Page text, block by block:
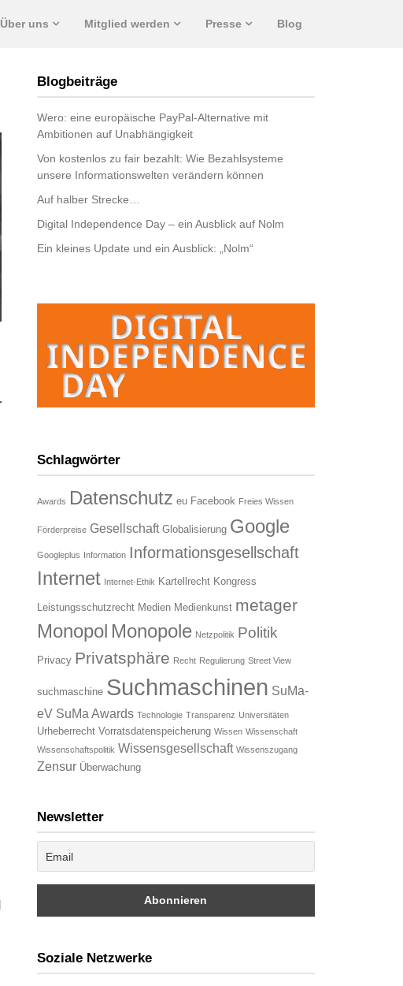
Über uns Mitglied werden Presse Blog
Blogbeiträge
Wero: eine europäische PayPal-Alternative mit
Ambitionen auf Unabhängigkeit
Von kostenlos zu fair bezahlt: Wie Bezahlsysteme
unsere Informationswelten verändern können
Auf halber Strecke…
Digital Independence Day – ein Ausblick auf Nolm
Ein kleines Update und ein Ausblick: „Nolm“
Schlagwörter
Awards Datenschutz eu Facebook Freies Wissen
Förderpreise Gesellschaft Globalisierung Google
Googleplus Information Informationsgesellschaft
Internet Internet-Ethik Kartellrecht Kongress
Leistungsschutzrecht Medien Medienkunst metager
Monopol Monopole Netzpolitik Politik
Privacy Privatsphäre Recht Regulierung Street View
suchmaschine Suchmaschinen SuMa-
eV SuMa Awards Technologie Transparenz Universitäten
Urheberrecht Vorratsdatenspeicherung Wissen Wissenschaft
Wissenschaftspolitik Wissensgesellschaft Wissenszugang
Zensur Überwachung
Newsletter
Soziale Netzwerke